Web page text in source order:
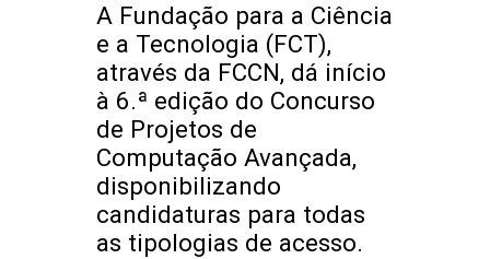
A Fundação para a Ciência
e a Tecnologia (FCT),
através da FCCN, dá início
à 6.ª edição do Concurso
de Projetos de
Computação Avançada,
disponibilizando
candidaturas para todas
as tipologias de acesso.